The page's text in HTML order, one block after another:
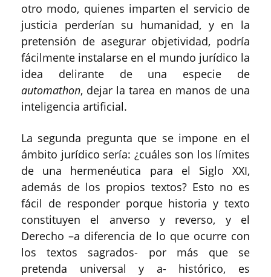
otro modo, quienes imparten el servicio de
justicia perderían su humanidad, y en la
pretensión de asegurar objetividad, podría
fácilmente instalarse en el mundo jurídico la
idea delirante de una especie de
automathon, dejar la tarea en manos de una
inteligencia artificial.
La segunda pregunta que se impone en el
ámbito jurídico sería: ¿cuáles son los límites
de una hermenéutica para el Siglo XXI,
además de los propios textos? Esto no es
fácil de responder porque historia y texto
constituyen el anverso y reverso, y el
Derecho –a diferencia de lo que ocurre con
los textos sagrados- por más que se
pretenda universal y a- histórico, es